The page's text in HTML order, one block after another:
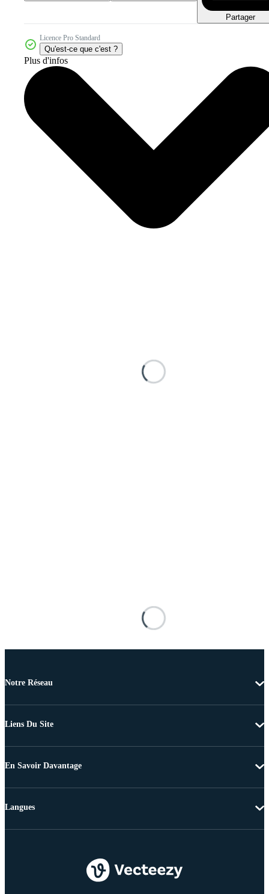
Partager
Licence Pro Standard
Qu'est-ce que c'est ?
Plus d'infos
Notre Réseau
Liens Du Site
En Savoir Davantage
Langues